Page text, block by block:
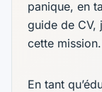
panique, en
guide de CV,
cette mission.
En tant